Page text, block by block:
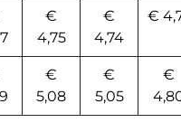
€
4,75
€
4,74
€
€
5,08
€
5,05
€